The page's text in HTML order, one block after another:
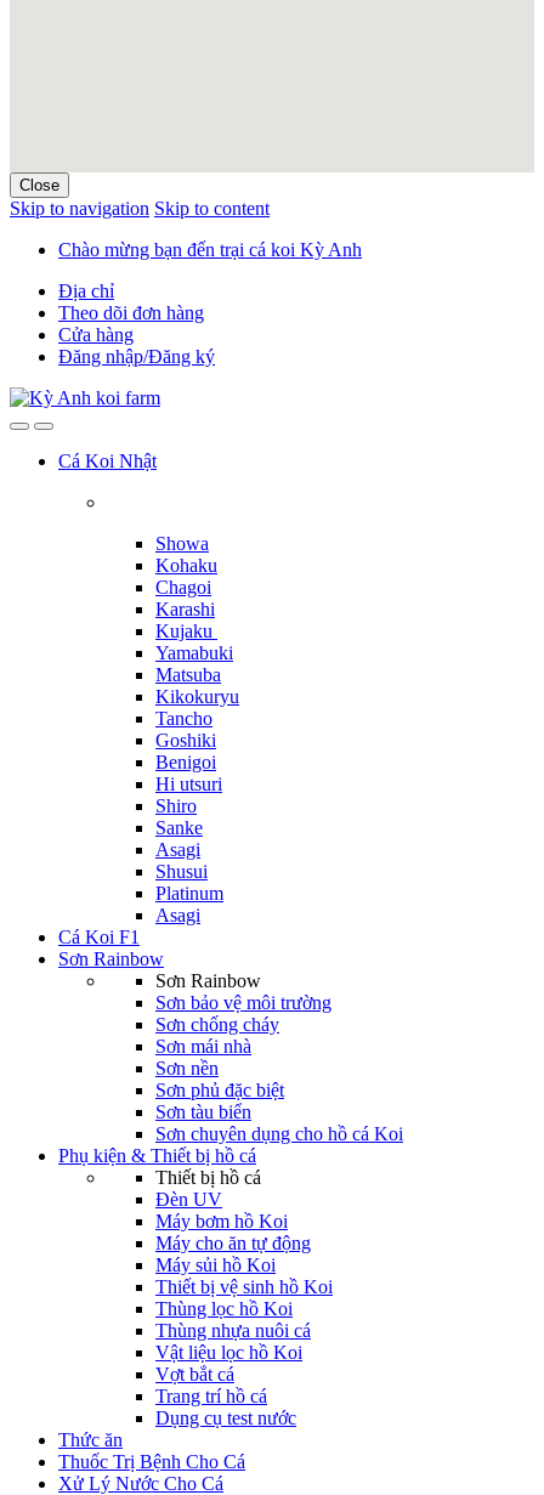
Close
Skip to navigation Skip to content
Chào mừng bạn đến trại cá koi Kỳ Anh
Địa chỉ
Theo dõi đơn hàng
Cửa hàng
Đăng nhập/Đăng ký
Cá Koi Nhật
Showa
Kohaku
Chagoi
Karashi
Kujaku
Yamabuki
Matsuba
Kikokuryu
Tancho
Goshiki
Benigoi
Hi utsuri
Shiro
Sanke
Asagi
Shusui
Platinum
Asagi
Cá Koi F1
Sơn Rainbow
Sơn Rainbow
Sơn bảo vệ môi trường
Sơn chống cháy
Sơn mái nhà
Sơn nền
Sơn phủ đặc biệt
Sơn tàu biển
Sơn chuyên dụng cho hồ cá Koi
Phụ kiện & Thiết bị hồ cá
Thiết bị hồ cá
Đèn UV
Máy bơm hồ Koi
Máy cho ăn tự động
Máy sủi hồ Koi
Thiết bị vệ sinh hồ Koi
Thùng lọc hồ Koi
Thùng nhựa nuôi cá
Vật liệu lọc hồ Koi
Vợt bắt cá
Trang trí hồ cá
Dụng cụ test nước
Thức ăn
Thuốc Trị Bệnh Cho Cá
Xử Lý Nước Cho Cá